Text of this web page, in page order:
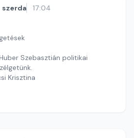
szerda 17:04
Szebasztián politikai
Krisztina